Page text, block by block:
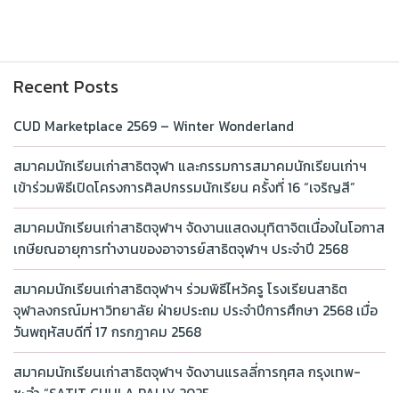
Recent Posts
CUD Marketplace 2569 – Winter Wonderland
สมาคมนักเรียนเก่าสาธิตจุฬา และกรรมการสมาคมนักเรียนเก่าฯ
เข้าร่วมพิธีเปิดโครงการศิลปกรรมนักเรียน ครั้งที่ 16 “เจริญสี”
สมาคมนักเรียนเก่าสาธิตจุฬาฯ จัดงานแสดงมุทิตาจิตเนื่องในโอกาส
เกษียณอายุการทำงานของอาจารย์สาธิตจุฬาฯ ประจำปี 2568
สมาคมนักเรียนเก่าสาธิตจุฬาฯ ร่วมพิธีไหว้ครู โรงเรียนสาธิต
จุฬาลงกรณ์มหาวิทยาลัย ฝ่ายประถม ประจำปีการศึกษา 2568 เมื่อ
วันพฤหัสบดีที่ 17 กรกฎาคม 2568
สมาคมนักเรียนเก่าสาธิตจุฬาฯ จัดงานแรลลี่การกุศล กรุงเทพ-